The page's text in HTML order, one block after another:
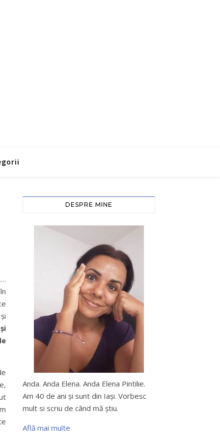
DESPRE MINE
Anda. Anda Elena. Anda Elena Pintilie.
Am 40 de ani şi sunt din Iaşi. Vorbesc
mult si scriu de când mă ştiu.
Află mai multe